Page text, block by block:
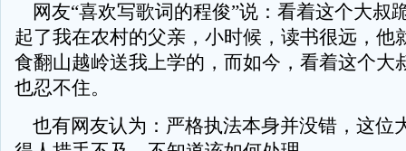
网友“喜欢写歌词的程俊”说：看着这个大叔
起了我在农村的父亲，小时候，读书很远，他
食翻山越岭送我上学的，而如今，看着这个大
也忍不住。
也有网友认为：严格执法本身并没错，这位